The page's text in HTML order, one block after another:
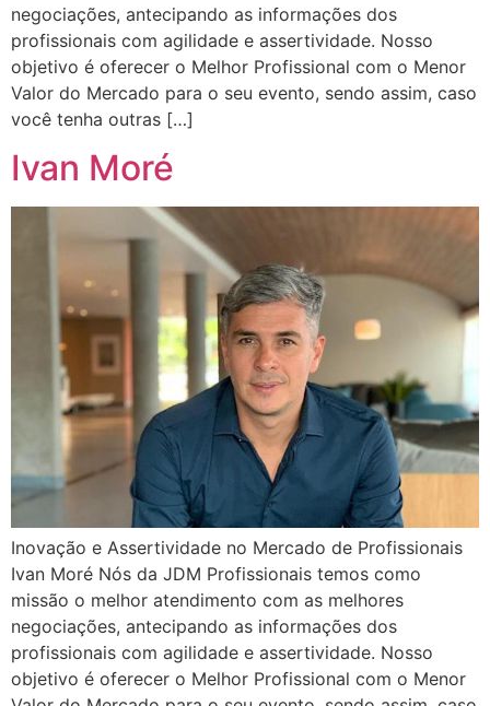
negociações, antecipando as informações dos
profissionais com agilidade e assertividade. Nosso
objetivo é oferecer o Melhor Profissional com o Menor
Valor do Mercado para o seu evento, sendo assim, caso
você tenha outras […]
Ivan Moré
Inovação e Assertividade no Mercado de Profissionais
Ivan Moré Nós da JDM Profissionais temos como
missão o melhor atendimento com as melhores
negociações, antecipando as informações dos
profissionais com agilidade e assertividade. Nosso
objetivo é oferecer o Melhor Profissional com o Menor